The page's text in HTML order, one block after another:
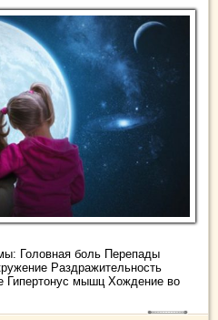
Головная боль Перепады
Раздражительность
Гипертонус мышц Хождение во